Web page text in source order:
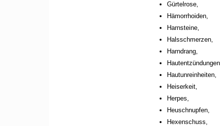
Gürtelrose,
Hämorrhoiden,
Harnsteine,
Halsschmerzen,
Harndrang,
Hautunreinheiten,
Heiserkeit,
Herpes,
Heuschnupfen,
Hexenschuss,